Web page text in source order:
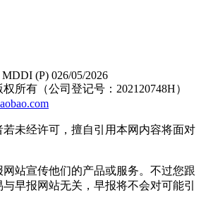
(P) 026/05/2026
所有（公司登记号：202120748H）
未经许可，擅自引用本网内容将面对
站宣传他们的产品或服务。不过您跟
早报网站无关，早报将不会对可能引